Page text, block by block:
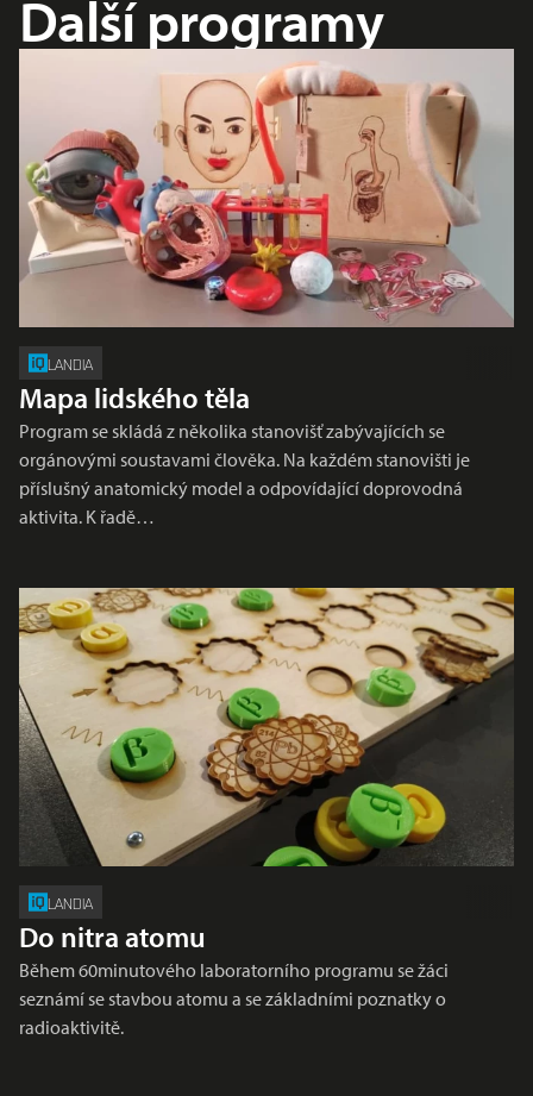
Další programy
LANDIA
Mapa lidského těla
Program se skládá z několika stanovišť zabývajících se
orgánovými soustavami člověka. Na každém stanovišti je
příslušný anatomický model a odpovídající doprovodná
aktivita. K řadě…
LANDIA
Do nitra atomu
Během 60minutového laboratorního programu se žáci
seznámí se stavbou atomu a se základními poznatky o
radioaktivitě.